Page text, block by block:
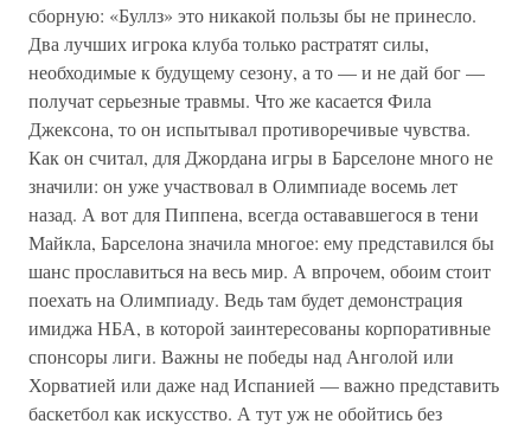
сборную: «Буллз» это никакой пользы бы не принесло.
Два лучших игрока клуба только растратят силы,
необходимые к будущему сезону, а то — и не дай бог —
получат серьезные травмы. Что же касается Фила
Джексона, то он испытывал противоречивые чувства.
Как он считал, для Джордана игры в Барселоне много не
значили: он уже участвовал в Олимпиаде восемь лет
назад. А вот для Пиппена, всегда остававшегося в тени
Майкла, Барселона значила многое: ему представился бы
шанс прославиться на весь мир. А впрочем, обоим стоит
поехать на Олимпиаду. Ведь там будет демонстрация
имиджа НБА, в которой заинтересованы корпоративные
спонсоры лиги. Важны не победы над Анголой или
Хорватией или даже над Испанией — важно представить
баскетбол как искусство. А тут уж не обойтись без